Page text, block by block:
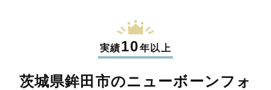
実績10年以上
茨城県鉾田市のニューボーンフォ